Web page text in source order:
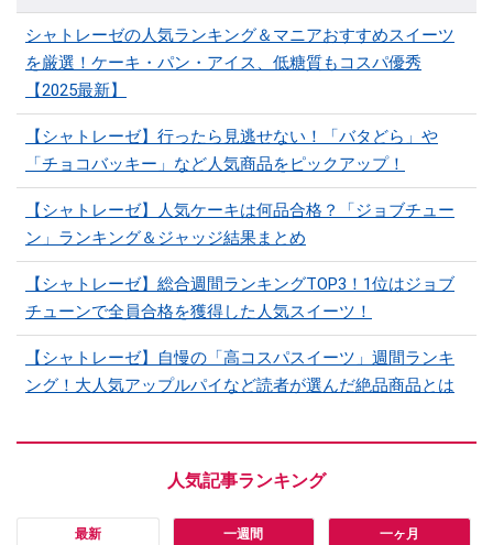
シャトレーゼの人気ランキング＆マニアおすすめスイーツ
を厳選！ケーキ・パン・アイス、低糖質もコスパ優秀
【2025最新】
【シャトレーゼ】行ったら見逃せない！「バタどら」や
「チョコバッキー」など人気商品をピックアップ！
【シャトレーゼ】人気ケーキは何品合格？「ジョブチュー
ン」ランキング＆ジャッジ結果まとめ
【シャトレーゼ】総合週間ランキングTOP3！1位はジョブ
チューンで全員合格を獲得した人気スイーツ！
【シャトレーゼ】自慢の「高コスパスイーツ」週間ランキ
ング！大人気アップルパイなど読者が選んだ絶品商品とは
最新 一週間 一ヶ月